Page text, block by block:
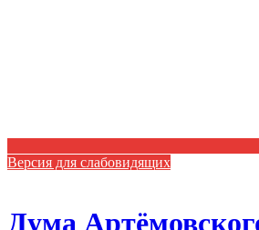
Версия для слабовидящих
Дума